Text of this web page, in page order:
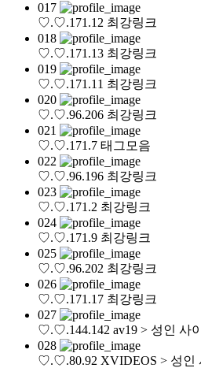
017
♡.♡.171.12 최강링크
018
♡.♡.171.13 최강링크
019
♡.♡.171.11 최강링크
020
♡.♡.96.206 최강링크
021
♡.♡.171.7 태그모음
022
♡.♡.96.196 최강링크
023
♡.♡.171.2 최강링크
024
♡.♡.171.9 최강링크
025
♡.♡.96.202 최강링크
026
♡.♡.171.17 최강링크
027
♡.♡.144.142 av19 > 성인 사
028
♡.♡.80.92 XVIDEOS > 성인